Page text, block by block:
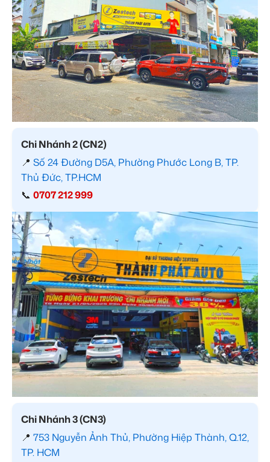
Chi Nhánh 2 (CN2)
📍 Số 24 Đường D5A, Phường Phước Long B, TP.
Thủ Đức, TP.HCM
📞 0707 212 999
Chi Nhánh 3 (CN3)
📍 753 Nguyễn Ảnh Thủ, Phường Hiệp Thành, Q.12,
TP. HCM